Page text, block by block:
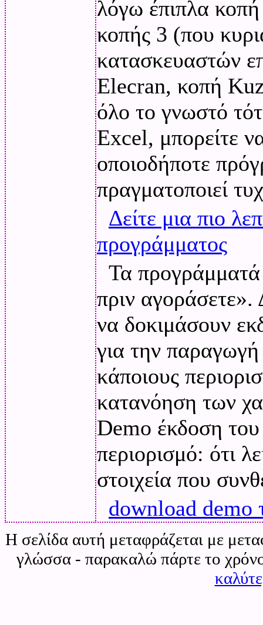
λόγω έπιπλα
κοπής 3 (που
κατασκευαστών
Elecran, κοπή
όλο το γνωστό
Excel, μπορείτε
οποιοδήποτε
πραγματοποιεί
Δείτε μια πιο
προγράμματος
Τα προγράμματά
πριν αγοράσετε».
να δοκιμάσουν
για την παραγωγή
κάποιους
κατανόηση των
Demo έκδοση
περιορισμό: ότι
στοιχεία που
download demo
Η σελίδα αυτή μεταφράζεται με
γλώσσα - παρακαλώ πάρτε το